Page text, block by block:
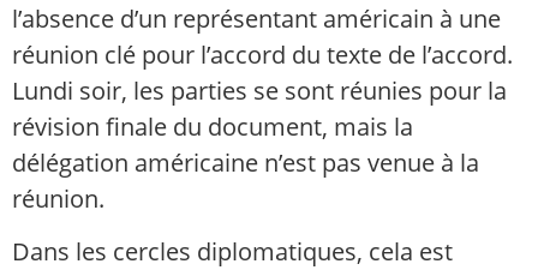
l’absence d’un représentant américain à une
réunion clé pour l’accord du texte de l’accord.
Lundi soir, les parties se sont réunies pour la
révision finale du document, mais la
délégation américaine n’est pas venue à la
réunion.
Dans les cercles diplomatiques, cela est